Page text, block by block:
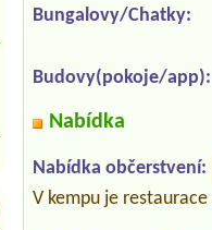
Bungalovy/Chatky:
Budovy(pokoje/app):
Nabídka
Nabídka občerstvení:
V kempu je